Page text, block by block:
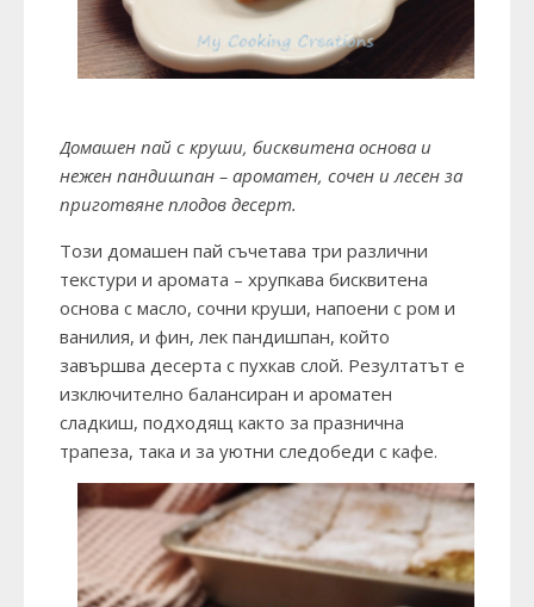
Домашен пай с круши, бисквитена основа и
нежен пандишпан – ароматен, сочен и лесен за
приготвяне плодов десерт.
Този домашен пай съчетава три различни
текстури и аромата – хрупкава бисквитена
основа с масло, сочни круши, напоени с ром и
ванилия, и фин, лек пандишпан, който
завършва десерта с пухкав слой. Резултатът е
изключително балансиран и ароматен
сладкиш, подходящ както за празнична
трапеза, така и за уютни следобеди с кафе.